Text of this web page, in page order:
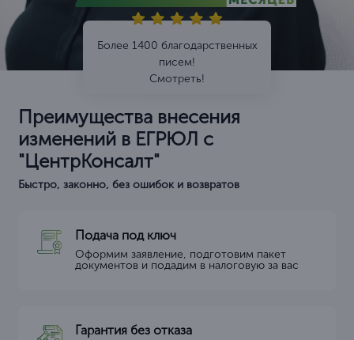
Более 1400 благодарственных
писем!
Смотреть!
Преимущества внесения
изменений в ЕГРЮЛ с
"ЦентрКонсалт"
Быстро, законно, без ошибок и возвратов
Подача под ключ
Оформим заявление, подготовим пакет
документов и подадим в налоговую за вас
Гарантия без отказа